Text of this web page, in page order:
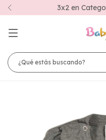
3x2 en